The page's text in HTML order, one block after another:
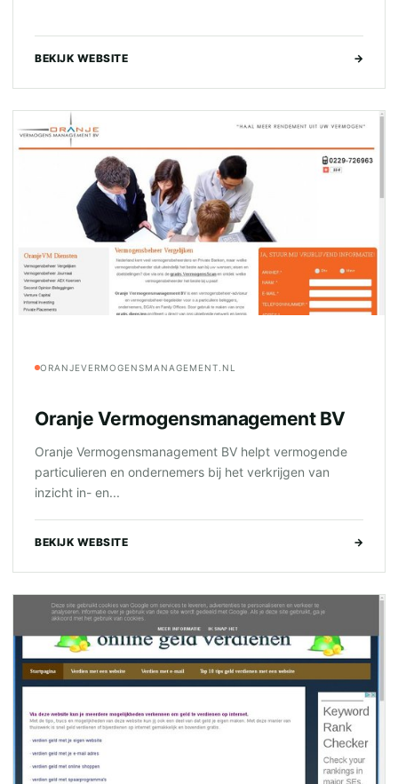
BEKIJK WEBSITE →
ORANJEVERMOGENSMANAGEMENT.NL
Oranje Vermogensmanagement BV
Oranje Vermogensmanagement BV helpt vermogende
particulieren en ondernemers bij het verkrijgen van
inzicht in- en...
BEKIJK WEBSITE →